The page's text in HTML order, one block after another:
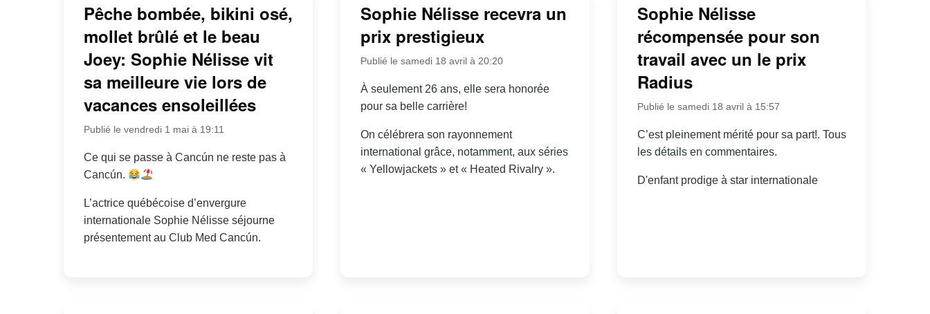
Pêche bombée, bikini osé,
mollet brûlé et le beau
Joey: Sophie Nélisse vit
sa meilleure vie lors de
vacances ensoleillées
Publié le vendredi 1 mai à 19:11
Ce qui se passe à Cancún ne reste pas à
Cancún.
L’actrice québécoise d’envergure
internationale Sophie Nélisse séjourne
présentement au Club Med Cancún.
Sophie Nélisse recevra un
prix prestigieux
Publié le samedi 18 avril à 20:20
À seulement 26 ans, elle sera honorée
pour sa belle carrière!
On célébrera son rayonnement
international grâce, notamment, aux séries
« Yellowjackets » et « Heated Rivalry ».
Sophie Nélisse
récompensée pour son
travail avec un le prix
Radius
Publié le samedi 18 avril à 15:57
C’est pleinement mérité pour sa part!. Tous
les détails en commentaires.
D'enfant prodige à star internationale